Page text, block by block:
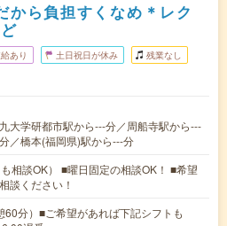
から負担すくなめ＊レク
あり 土日祝日が休み 残業なし
大学研都市駅から---分／周船寺駅から---
／橋本(福岡県)駅から---分
相談OK） ■曜日固定の相談OK！ ■希望
談ください！
分）■ご希望があれば下記シフトも